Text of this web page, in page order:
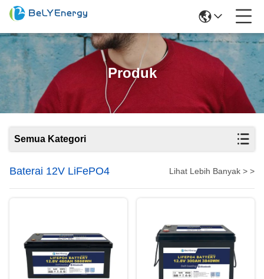
Produk
Semua Kategori
Baterai 12V LiFePO4 Lihat Lebih Banyak > >